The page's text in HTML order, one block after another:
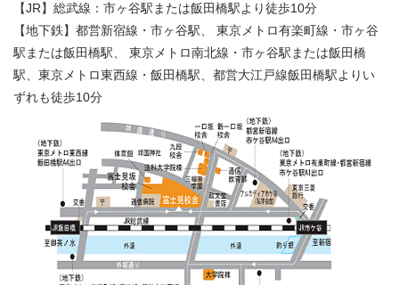
【JR】総武線：市ヶ谷駅または飯田橋駅より徒歩10分
【地下鉄】都営新宿線・市ヶ谷駅、 東京メトロ有楽町線・市ヶ谷
駅または飯田橋駅、 東京メトロ南北線・市ヶ谷駅または飯田橋
駅、東京メトロ東西線・飯田橋駅、都営大江戸線飯田橋駅よりい
ずれも徒歩10分